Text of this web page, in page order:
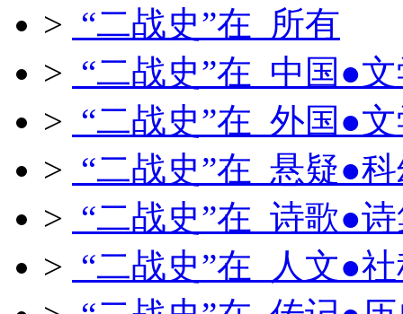
> “二战史”在 所有
> “二战史”在 中国●
> “二战史”在 外国●
> “二战史”在 悬疑●
> “二战史”在 诗歌●
> “二战史”在 人文●